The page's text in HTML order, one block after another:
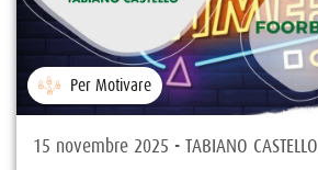
Per Motivare
15 novembre 2025 - TABIANO CASTELLO